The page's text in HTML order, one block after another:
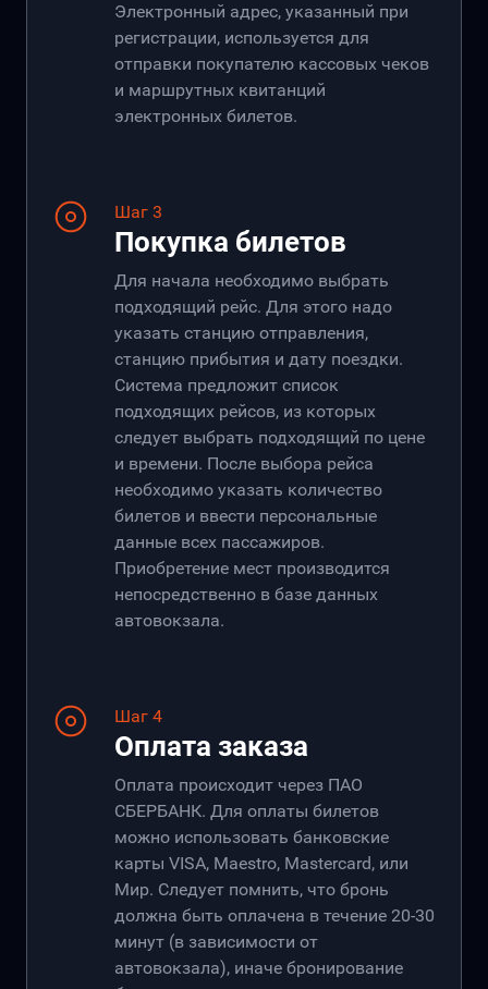
Электронный адрес, указанный при
регистрации, используется для
отправки покупателю кассовых чеков
и маршрутных квитанций
электронных билетов.
Шаг 3
Покупка билетов
Для начала необходимо выбрать
подходящий рейс. Для этого надо
указать станцию отправления,
станцию прибытия и дату поездки.
Система предложит список
подходящих рейсов, из которых
следует выбрать подходящий по цене
и времени. После выбора рейса
необходимо указать количество
билетов и ввести персональные
данные всех пассажиров.
Приобретение мест производится
непосредственно в базе данных
автовокзала.
Шаг 4
Оплата заказа
Оплата происходит через ПАО
СБЕРБАНК. Для оплаты билетов
можно использовать банковские
карты VISA, Maestro, Mastercard, или
Мир. Следует помнить, что бронь
должна быть оплачена в течение 20-30
минут (в зависимости от
автовокзала), иначе бронирование